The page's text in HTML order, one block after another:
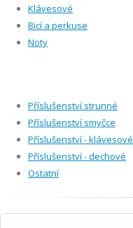
Klávesové
Bicí a perkuse
Noty
Příslušenství strunné
Příslušenství smyčce
Příslušenství - klávesové
Příslušenství - dechové
Ostatní